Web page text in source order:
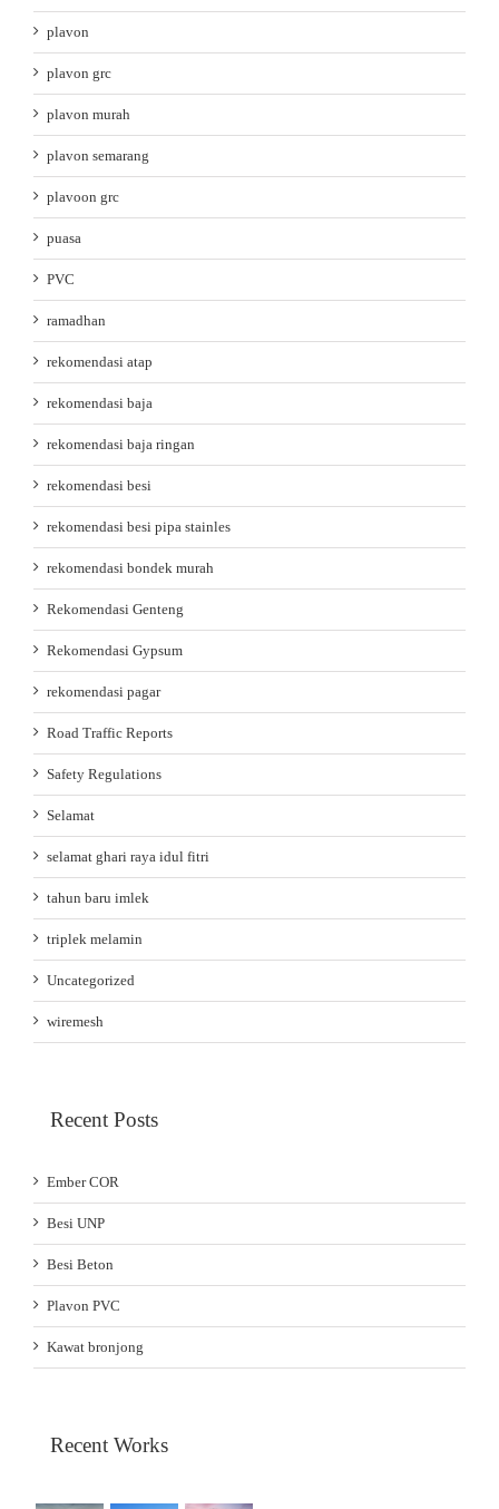
plavon
plavon grc
plavon murah
plavon semarang
plavoon grc
puasa
PVC
ramadhan
rekomendasi atap
rekomendasi baja
rekomendasi baja ringan
rekomendasi besi
rekomendasi besi pipa stainles
rekomendasi bondek murah
Rekomendasi Genteng
Rekomendasi Gypsum
rekomendasi pagar
Road Traffic Reports
Safety Regulations
Selamat
selamat ghari raya idul fitri
tahun baru imlek
triplek melamin
Uncategorized
wiremesh
Recent Posts
Ember COR
Besi UNP
Besi Beton
Plavon PVC
Kawat bronjong
Recent Works